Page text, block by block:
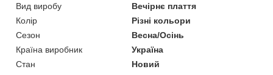
Вид виробу
Вечірнє плаття
Колір
Різні кольори
Сезон
Весна/Осінь
Країна виробник
Україна
Стан
Новий